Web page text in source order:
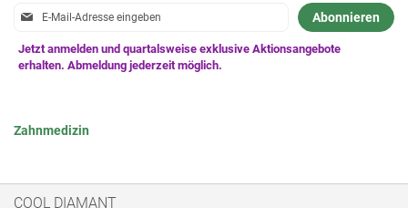
Anmeldung
Newsletter:
Abonnieren
Zahnmedizin
COOL DIAMANT